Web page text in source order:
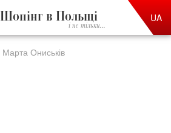
Шопінг в Польщі
і не тільки...
UA
Марта Ониськів